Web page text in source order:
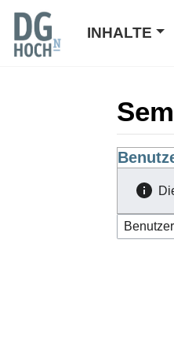
INHALTE